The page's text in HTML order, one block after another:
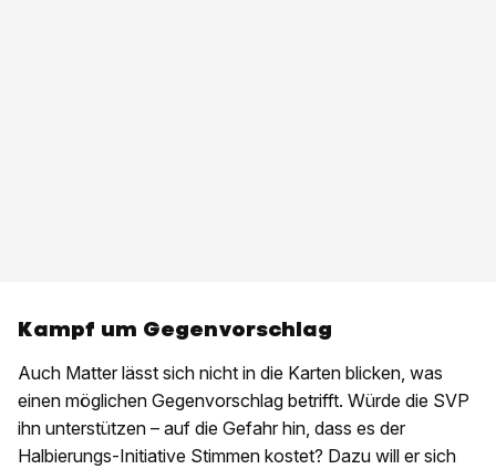
Kampf um Gegenvorschlag
Auch Matter lässt sich nicht in die Karten blicken, was
einen möglichen Gegenvorschlag betrifft. Würde die SVP
ihn unterstützen – auf die Gefahr hin, dass es der
Halbierungs-Initiative Stimmen kostet? Dazu will er sich